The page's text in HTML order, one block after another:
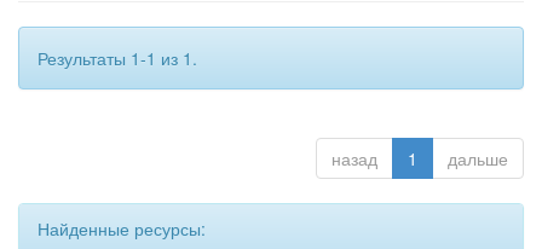
Результаты 1-1 из 1.
назад 1 дальше
Найденные ресурсы: